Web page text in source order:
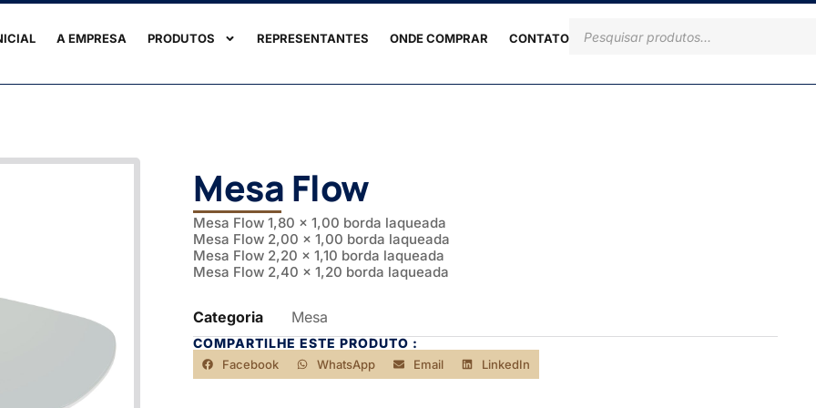
A EMPRESA PRODUTOS REPRESENTANTES ONDE COMPRAR CONTATO
Mesa Flow
Mesa Flow 1,80 x 1,00 borda laqueada
Mesa Flow 2,00 x 1,00 borda laqueada
Mesa Flow 2,20 x 1,10 borda laqueada
Mesa Flow 2,40 x 1,20 borda laqueada
Categoria Mesa
COMPARTILHE ESTE PRODUTO :
Facebook WhatsApp Email LinkedIn